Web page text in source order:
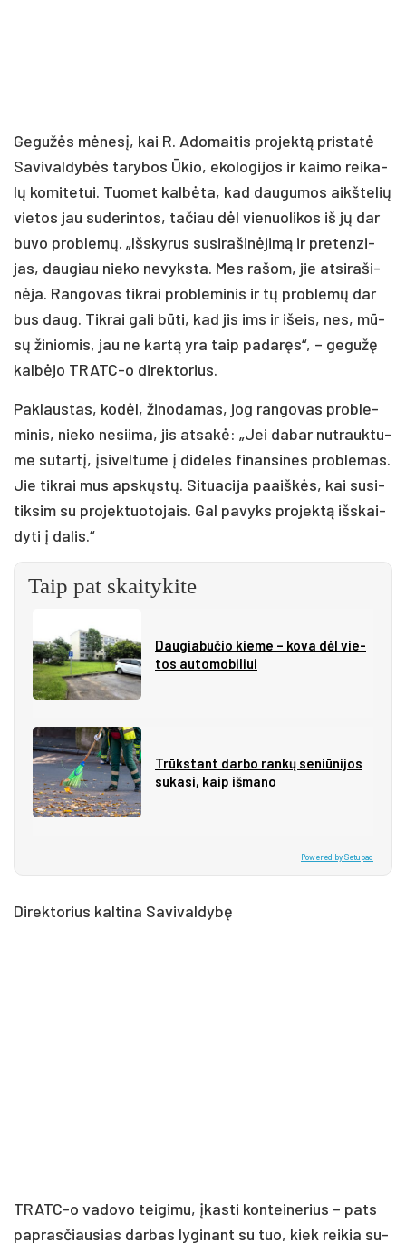
Ge­gu­žės mė­ne­sį, kai R. Ado­mai­tis pro­jek­tą pri­sta­tė
Sa­vi­val­dy­bės ta­ry­bos Ūkio, eko­lo­gi­jos ir kai­mo rei­ka­
lų ko­mi­te­tui. Tuo­met kal­bė­ta, kad dau­gu­mos aikš­te­lių
vie­tos jau su­de­rin­tos, ta­čiau dėl vie­nuo­li­kos iš jų dar
bu­vo pro­ble­mų. „Išs­ky­rus su­si­ra­ši­nė­ji­mą ir pre­ten­zi­
jas, dau­giau nie­ko ne­vyks­ta. Mes ra­šom, jie at­si­ra­ši­
nė­ja. Ran­go­vas tik­rai pro­ble­mi­nis ir tų pro­ble­mų dar
bus daug. Tik­rai ga­li bū­ti, kad jis ims ir išeis, nes, mū­
sų ži­nio­mis, jau ne kar­tą yra taip pa­da­ręs“, – ge­gu­žę
kal­bė­jo TRATC-o di­rek­to­rius.
Pak­laus­tas, ko­dėl, ži­no­da­mas, jog ran­go­vas pro­ble­
mi­nis, nie­ko ne­sii­ma, jis at­sa­kė: „Jei da­bar nu­trauk­tu­
me su­tar­tį, įsi­vel­tu­me į di­de­les fi­nan­si­nes pro­ble­mas.
Jie tik­rai mus ap­skųs­tų. Si­tua­ci­ja paaiš­kės, kai su­si­
tik­sim su pro­jek­tuo­to­jais. Gal pa­vyks pro­jek­tą iš­skai­
dy­ti į da­lis.“
Taip pat skaitykite
Dau­gia­bu­čio kie­me – ko­va dėl vie­
tos au­to­mo­bi­liui
Trūks­tant dar­bo ran­kų se­niū­ni­jos
su­ka­si, kaip iš­ma­no
Powered by Setupad
Di­rek­to­rius kal­ti­na Sa­vi­val­dy­bę
TRATC-o va­do­vo tei­gi­mu, įkas­ti kon­tei­ne­rius – pa­ts
pa­pras­čiau­sias dar­bas ly­gi­nant su tuo, kiek rei­kia su­